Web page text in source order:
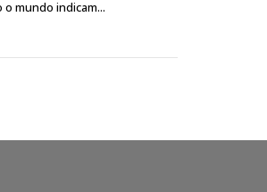
o mundo indicam...